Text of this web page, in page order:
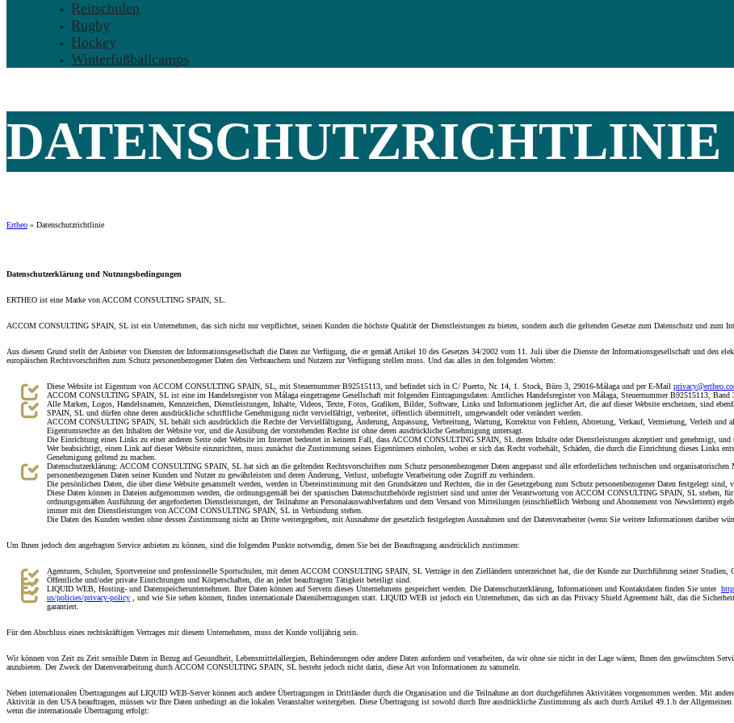
Reitschulen
Rugby
Hockey
Winterfußballcamps
DATENSCHUTZRICHTLINIE
Ertheo » Datenschutzrichtlinie
Datenschutzerklärung und Nutzungsbedingungen
ERTHEO ist eine Marke von ACCOM CONSULTING SPAIN, SL.
ACCOM CONSULTING SPAIN, SL ist ein Unternehmen, das sich nicht nur verpflichtet, seinen Kunden die höchste Qualität der Dienstleistungen zu bieten, sondern auch die geltenden Gesetze zum Datenschutz und zum
Aus diesem Grund stellt der Anbieter von Diensten der Informationsgesellschaft die Daten zur Verfügung, die er gemäß Artikel 10 des Gesetzes 34/2002 vom 11. Juli über die Dienste der Informationsgesellschaft und den
europäischen Rechtsvorschriften zum Schutz personenbezogener Daten den Verbrauchern und Nutzern zur Verfügung stellen muss. Und das alles in den folgenden Worten:
Diese Website ist Eigentum von ACCOM CONSULTING SPAIN, SL, mit Steuernummer B92515113, und befindet sich in C/ Puerto, Nr. 14, 1. Stock, Büro 3, 29016-Málaga und per E-Mail
ACCOM CONSULTING SPAIN, SL ist eine im Handelsregister von Málaga eingetragene Gesellschaft mit folgenden Eintragungsdaten: Amtliches Handelsregister von Málaga, Steuernummer B92515113, Band
Alle Marken, Logos, Handelsnamen, Kennzeichen, Dienstleistungen, Inhalte, Videos, Texte, Fotos, Grafiken, Bilder, Software, Links und Informationen jeglicher Art, die auf dieser Website erscheinen, sind
SPAIN, SL und dürfen ohne deren ausdrückliche schriftliche Genehmigung nicht vervielfältigt, verbreitet, öffentlich übermittelt, umgewandelt oder verändert werden.
ACCOM CONSULTING SPAIN, SL behält sich ausdrücklich die Rechte der Vervielfältigung, Änderung, Anpassung, Verbreitung, Wartung, Korrektur von Fehlern, Abtretung, Verkauf, Vermietung, Verleih und
Eigentumsrechte an den Inhalten der Website vor, und die Ausübung der vorstehenden Rechte ist ohne deren ausdrückliche Genehmigung untersagt.
Die Einrichtung eines Links zu einer anderen Seite oder Website im Internet bedeutet in keinem Fall, dass ACCOM CONSULTING SPAIN, SL deren Inhalte oder Dienstleistungen akzeptiert und genehmigt, und
Wer beabsichtigt, einen Link auf dieser Website einzurichten, muss zunächst die Zustimmung seines Eigentümers einholen, wobei er sich das Recht vorbehält, Schäden, die durch die Einrichtung dieses Links
Genehmigung geltend zu machen.
Datenschutzerklärung: ACCOM CONSULTING SPAIN, SL hat sich an die geltenden Rechtsvorschriften zum Schutz personenbezogener Daten angepasst und alle erforderlichen technischen und
personenbezogenen Daten seiner Kunden und Nutzer zu gewährleisten und deren Änderung, Verlust, unbefugte Verarbeitung oder Zugriff zu verhindern.
Die persönlichen Daten, die über diese Website gesammelt werden, werden in Übereinstimmung mit den Grundsätzen und Rechten, die in der Gesetzgebung zum Schutz personenbezogener Daten festgelegt sind,
Diese Daten können in Dateien aufgenommen werden, die ordnungsgemäß bei der spanischen Datenschutzbehörde registriert sind und unter der Verantwortung von ACCOM CONSULTING SPAIN, SL stehen,
ordnungsgemäßen Ausführung der angeforderten Dienstleistungen, der Teilnahme an Personalauswahlverfahren und dem Versand von Mitteilungen (einschließlich Werbung und Abonnement von Newslettern)
immer mit den Dienstleistungen von ACCOM CONSULTING SPAIN, SL in Verbindung stehen.
Die Daten des Kunden werden ohne dessen Zustimmung nicht an Dritte weitergegeben, mit Ausnahme der gesetzlich festgelegten Ausnahmen und der Datenverarbeiter (wenn Sie weitere Informationen darüber
Um Ihnen jedoch den angefragten Service anbieten zu können, sind die folgenden Punkte notwendig, denen Sie bei der Beauftragung ausdrücklich zustimmen:
Agenturen, Schulen, Sportvereine und professionelle Sportschulen, mit denen ACCOM CONSULTING SPAIN, SL Verträge in den Zielländern unterzeichnet hat, die der Kunde zur Durchführung seiner Studien,
Öffentliche und/oder private Einrichtungen und Körperschaften, die an jeder beauftragten Tätigkeit beteiligt sind.
LIQUID WEB, Hosting- und Datenspeicherunternehmen. Ihre Daten können auf Servern dieses Unternehmens gespeichert werden. Die Datenschutzerklärung, Informationen und Kontaktdaten finden Sie unter
us/policies/privacy-policy , und wie Sie sehen können, finden internationale Datenübertragungen statt. LIQUID WEB ist jedoch ein Unternehmen, das sich an das Privacy Shield Agreement hält, das die
garantiert.
Für den Abschluss eines rechtskräftigen Vertrages mit diesem Unternehmen, muss der Kunde volljährig sein.
Wir können von Zeit zu Zeit sensible Daten in Bezug auf Gesundheit, Lebensmittelallergien, Behinderungen oder andere Daten anfordern und verarbeiten, da wir ohne sie nicht in der Lage wären, Ihnen den gewünschten
anzubieten. Der Zweck der Datenverarbeitung durch ACCOM CONSULTING SPAIN, SL besteht jedoch nicht darin, diese Art von Informationen zu sammeln.
Neben internationalen Übertragungen auf LIQUID WEB-Server können auch andere Übertragungen in Drittländer durch die Organisation und die Teilnahme an dort durchgeführten Aktivitäten vorgenommen werden. Mit
Aktivität in den USA beauftragen, müssen wir Ihre Daten unbedingt an die lokalen Veranstalter weitergeben. Diese Übertragung ist sowohl durch Ihre ausdrückliche Zustimmung als auch durch Artikel 49.1.b der Allgemeinen
wenn die internationale Übertragung erfolgt: